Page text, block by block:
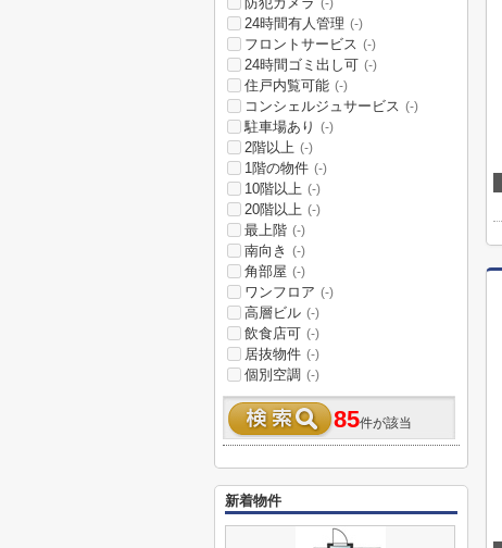
(-)
24時間有人管理 (-)
フロントサービス (-)
24時間ゴミ出し可 (-)
住戸内覧可能 (-)
コンシェルジュサービス (-)
駐車場あり (-)
2階以上 (-)
1階の物件 (-)
10階以上 (-)
20階以上 (-)
最上階 (-)
南向き (-)
角部屋 (-)
ワンフロア (-)
高層ビル (-)
飲食店可 (-)
居抜物件 (-)
個別空調 (-)
85件が該当
新着物件